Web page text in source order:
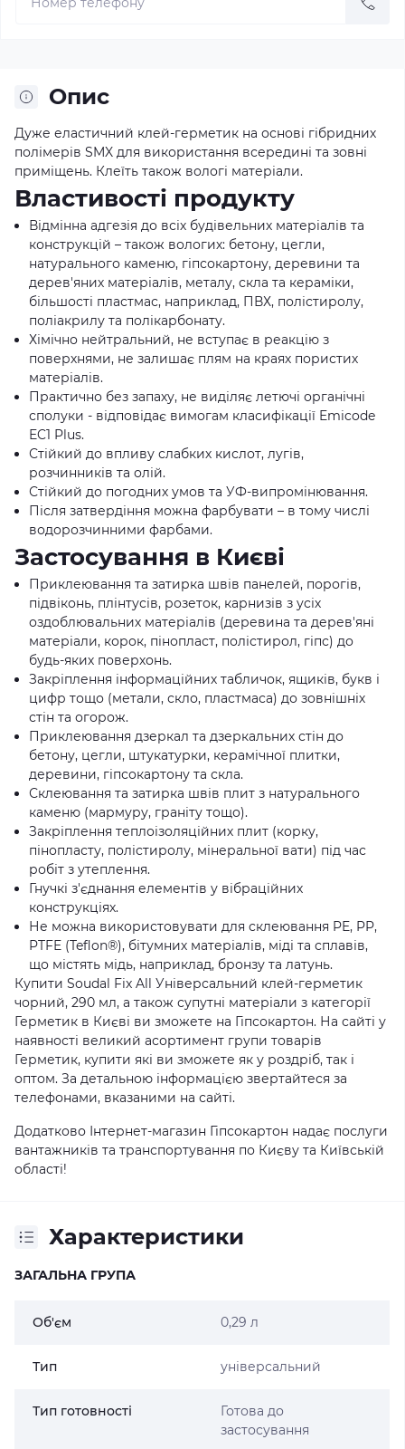
Опис
Дуже еластичний клей-герметик на основі гібридних
полімерів SMX для використання всередині та зовні
приміщень. Клеїть також вологі матеріали.
Властивості продукту
Відмінна адгезія до всіх будівельних матеріалів та
конструкцій – також вологих: бетону, цегли,
натурального каменю, гіпсокартону, деревини та
дерев'яних матеріалів, металу, скла та кераміки,
більшості пластмас, наприклад, ПВХ, полістиролу,
поліакрилу та полікарбонату.
Хімічно нейтральний, не вступає в реакцію з
поверхнями, не залишає плям на краях пористих
матеріалів.
Практично без запаху, не виділяє летючі органічні
сполуки - відповідає вимогам класифікації Emicode
EC1 Plus.
Стійкий до впливу слабких кислот, лугів,
розчинників та олій.
Стійкий до погодних умов та УФ-випромінювання.
Після затвердіння можна фарбувати – в тому числі
водорозчинними фарбами.
Застосування в Києві
Приклеювання та затирка швів панелей, порогів,
підвіконь, плінтусів, розеток, карнизів з усіх
оздоблювальних матеріалів (деревина та дерев'яні
матеріали, корок, пінопласт, полістирол, гіпс) до
будь-яких поверхонь.
Закріплення інформаційних табличок, ящиків, букв і
цифр тощо (метали, скло, пластмаса) до зовнішніх
стін та огорож.
Приклеювання дзеркал та дзеркальних стін до
бетону, цегли, штукатурки, керамічної плитки,
деревини, гіпсокартону та скла.
Склеювання та затирка швів плит з натурального
каменю (мармуру, граніту тощо).
Закріплення теплоізоляційних плит (корку,
пінопласту, полістиролу, мінеральної вати) під час
робіт з утеплення.
Гнучкі з'єднання елементів у вібраційних
конструкціях.
Не можна використовувати для склеювання PE, PP,
PTFE (Teflon®), бітумних матеріалів, міді та сплавів,
що містять мідь, наприклад, бронзу та латунь.
Купити Soudal Fix All Універсальний клей-герметик
чорний, 290 мл, а також супутні матеріали з категорії
Герметик в Києві ви зможете на Гіпсокартон. На сайті у
наявності великий асортимент групи товарів
Герметик, купити які ви зможете як у роздріб, так і
оптом. За детальною інформацією звертайтеся за
телефонами, вказаними на сайті.
Додатково Інтернет-магазин Гіпсокартон надає послуги
вантажників та транспортування по Києву та Київській
області!
Характеристики
ЗАГАЛЬНА ГРУПА
Об'єм 0,29 л
Тип універсальний
Тип готовності
Готова до
застосування